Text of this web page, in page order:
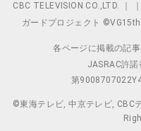
CBC TELEVISION CO.,LTD. ｜
ガードプロジェクト
各ページに掲載の記
JASRAC許諾
第
©東海テレビ, 中京テレビ, CBC